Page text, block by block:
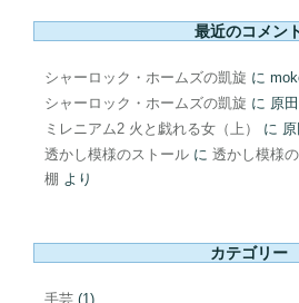
最近のコメン
シャーロック・ホームズの凱旋 に
シャーロック・ホームズの凱旋 に 原田
ミレニアム2 火と戯れる女（上）
に
透かし模様のストール に 透かし模様
棚 より
カテゴリー
手芸 (1)